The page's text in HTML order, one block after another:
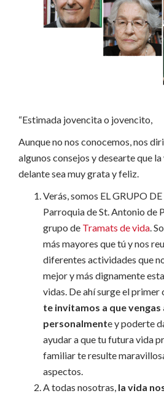
“Estimada jovencita o jovencito,
Aunque no nos conocemos, nos
algunos consejos y desearte que
delante sea muy grata y feliz.
Verás, somos EL GRUPO
Parroquia de St. Antonio de
grupo de Tramats de vida.
más mayores que tú y nos
diferentes actividades que
mejor y más dignamente
vidas. De ahí surge el primer
te invitamos a que vengas
personalmente y poderte
ayudar a que tu futura vida
familiar te resulte
aspectos.
A todas nosotras, la vida